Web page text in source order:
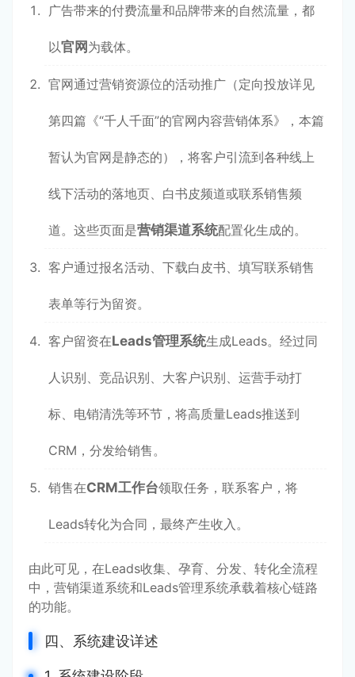
广告带来的付费流量和品牌带来的自然流量，都
以官网 为载体。
官网通过营销资源位的活动推广（定向投放详见
第四篇《“千人千面”的官网内容营销体系》，本篇
暂认为官网是静态的），将客户引流到各种线上
线下活动的落地页、白书皮频道或联系销售频
道。这些页面是营销渠道系统配置化生成的。
客户通过报名活动、下载白皮书、填写联系销售
表单等行为留资。
客户留资在Leads管理系统生成Leads。经过同
人识别、竞品识别、大客户识别、运营手动打
标、电销清洗等环节，将高质量Leads推送到
CRM，分发给销售。
销售在CRM工作台领取任务，联系客户，将
Leads转化为合同，最终产生收入。
由此可见，在Leads收集、孕育、分发、转化全流程
中，营销渠道系统和Leads管理系统承载着核心链路
的功能。
四、系统建设详述